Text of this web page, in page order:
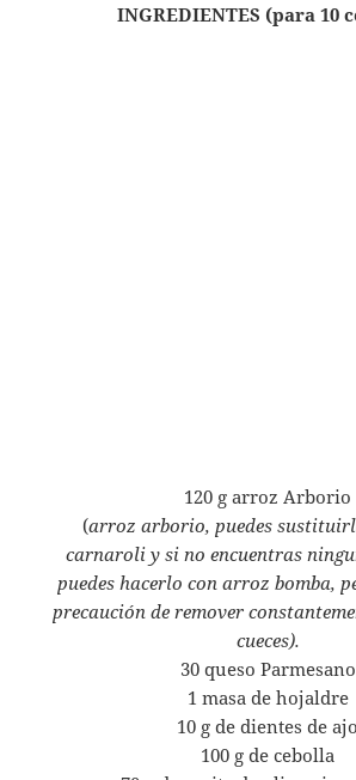
INGREDIENTES (para 10
120 g arroz Arborio
(arroz arborio, puedes
carnaroli y si no encuentras
puedes hacerlo con arroz bomba,
precaución de remover
cueces).
30 queso Parmesano
1 masa de hojaldre
10 g de dientes de ajo
100 g de cebolla